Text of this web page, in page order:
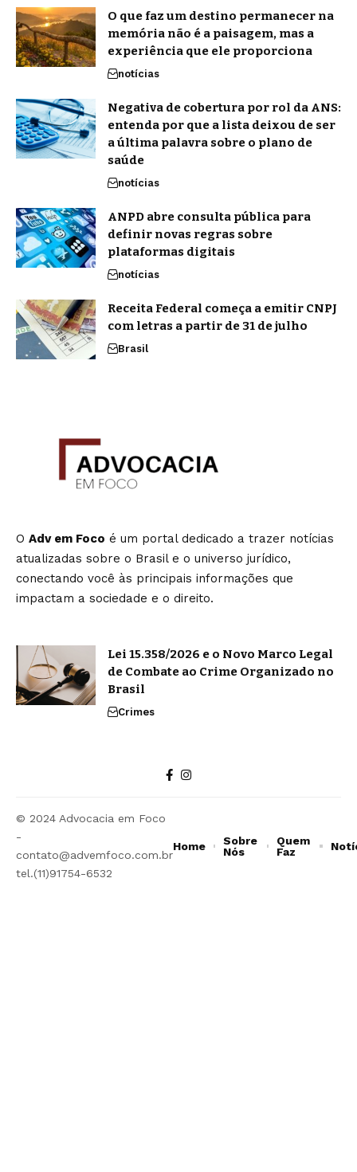
O que faz um destino permanecer na
memória não é a paisagem, mas a
experiência que ele proporciona
notícias
Negativa de cobertura por rol da ANS:
entenda por que a lista deixou de ser
a última palavra sobre o plano de
saúde
notícias
ANPD abre consulta pública para
definir novas regras sobre
plataformas digitais
notícias
Receita Federal começa a emitir CNPJ
com letras a partir de 31 de julho
Brasil
O Adv em Foco é um portal dedicado a trazer notícias
atualizadas sobre o Brasil e o universo jurídico,
conectando você às principais informações que
impactam a sociedade e o direito.
Lei 15.358/2026 e o Novo Marco Legal
de Combate ao Crime Organizado no
Brasil
Crimes
© 2024 Advocacia em Foco
-
contato@advemfoco.com.br
tel.(11)91754-6532
Home
Sobre
Nós
Quem
Faz